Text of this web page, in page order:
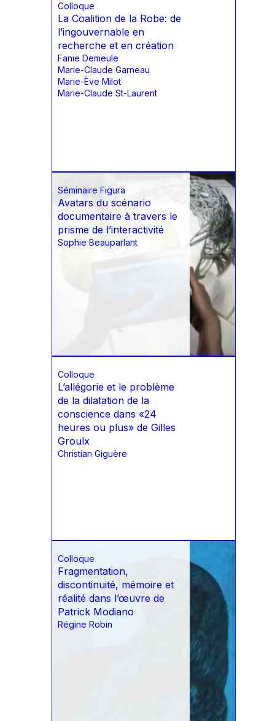
Colloque
La Coalition de la Robe: de
l’ingouvernable en
recherche et en création
Fanie Demeule
Marie-Claude Garneau
Marie-Ève Milot
Marie-Claude St-Laurent
Séminaire Figura
Avatars du scénario
documentaire à travers le
prisme de l’interactivité
Sophie Beauparlant
Colloque
L’allégorie et le problème
de la dilatation de la
conscience dans «24
heures ou plus» de Gilles
Groulx
Christian Giguère
Colloque
Fragmentation,
discontinuité, mémoire et
réalité dans l’œuvre de
Patrick Modiano
Régine Robin